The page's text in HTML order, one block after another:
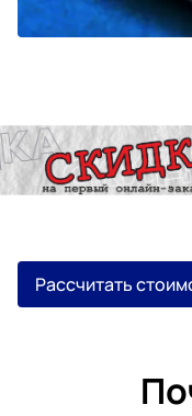
Рассчитать